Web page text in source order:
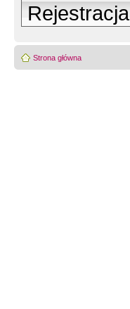
Rejestracja
Strona główna